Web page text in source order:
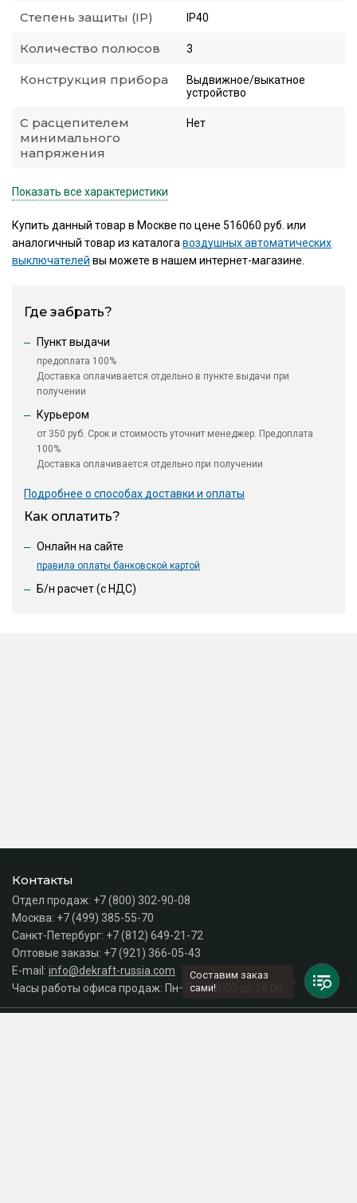
Степень защиты (IP) IP40
Количество полюсов 3
Конструкция прибора
Выдвижное/выкатное
устройство
С расцепителем
минимального
напряжения
Нет
Показать все характеристики
Купить данный товар в Москве по цене 516060 руб. или
аналогичный товар из каталогавоздушных автоматических
выключателей вы можете в нашем интернет-магазине.
Где забрать?
Пункт выдачи
предоплата 100%
Доставка оплачивается отдельно в пункте выдачи при
получении
Курьером
от 350 руб. Срок и стоимость уточнит менеджер. Предоплата
100%
Доставка оплачивается отдельно при получении
Подробнее о способах доставки и оплаты
Как оплатить?
Онлайн на сайте
правила оплаты банковской картой
Б/н расчет (c НДС)
Контакты
Отдел продаж: +7 (800) 302-90-08
Москва: +7 (499) 385-55-70
Санкт-Петербург: +7 (812) 649-21-72
Оптовые заказы: +7 (921) 366-05-43
E-mail: info@dekraft-russia.com
Часы работы офиса продаж: Пн–Пт с 10:00 до 18:00
Составим заказ
сами!